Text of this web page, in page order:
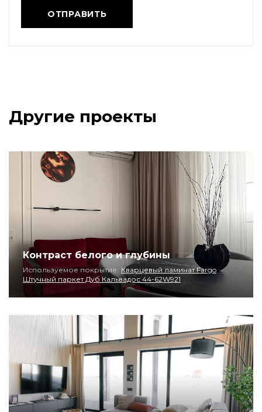
Другие проекты
Контраст белого и глубины
Используемое покрытие: Кварцевый ламинат Fargo
Штучный паркет Дуб Кальвадос 44-62W921